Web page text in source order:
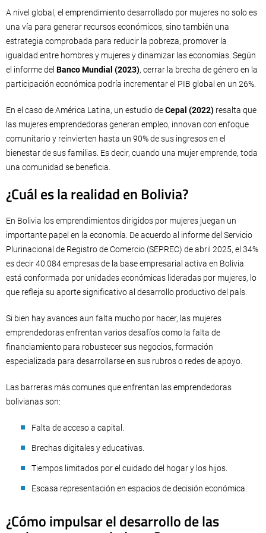
A nivel global, el emprendimiento desarrollado por mujeres no solo es
una vía para generar recursos económicos, sino también una
estrategia comprobada para reducir la pobreza, promover la
igualdad entre hombres y mujeres y dinamizar las economías. Según
el informe del Banco Mundial (2023), cerrar la brecha de género en la
participación económica podría incrementar el PIB global en un 26%.
En el caso de América Latina, un estudio deCepal (2022) resalta que
las mujeres emprendedoras generan empleo, innovan con enfoque
comunitario y reinvierten hasta un 90% de sus ingresos en el
bienestar de sus familias. Es decir, cuando una mujer emprende, toda
una comunidad se beneficia.
¿Cuál es la realidad en Bolivia?
En Bolivia los emprendimientos dirigidos por mujeres juegan un
importante papel en la economía. De acuerdo al informe del Servicio
Plurinacional de Registro de Comercio (SEPREC) de abril 2025, el 34%
es decir 40.084 empresas de la base empresarial activa en Bolivia
está conformada por unidades económicas lideradas por mujeres, lo
que refleja su aporte significativo al desarrollo productivo del país.
Si bien hay avances aun falta mucho por hacer, las mujeres
emprendedoras enfrentan varios desafíos como la falta de
financiamiento para robustecer sus negocios, formación
especializada para desarrollarse en sus rubros o redes de apoyo.
Las barreras más comunes que enfrentan las emprendedoras
bolivianas son:
Falta de acceso a capital.
Brechas digitales y educativas.
Tiempos limitados por el cuidado del hogar y los hijos.
Escasa representación en espacios de decisión económica.
¿Cómo impulsar el desarrollo de las